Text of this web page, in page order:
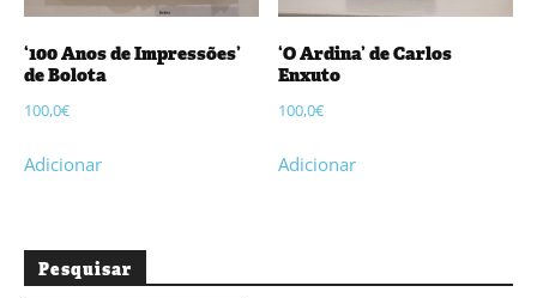
‘100 Anos de Impressões’
de Bolota
100,0€
Adicionar
‘O Ardina’ de Carlos
Enxuto
100,0€
Adicionar
Pesquisar